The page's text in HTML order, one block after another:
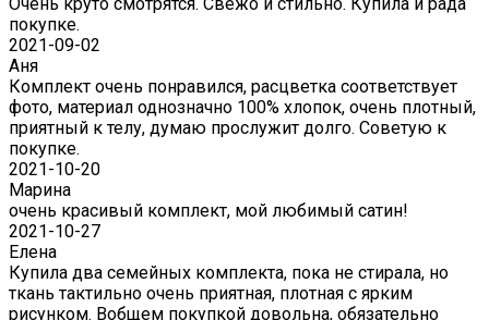
Очень круто смотрятся. Свежо и стильно. Купила и рада
покупке.
2021-09-02
Аня
Комплект очень понравился, расцветка соответствует
фото, материал однозначно 100% хлопок, очень плотный,
приятный к телу, думаю прослужит долго. Советую к
покупке.
2021-10-20
Марина
очень красивый комплект, мой любимый сатин!
2021-10-27
Елена
Купила два семейных комплекта, пока не стирала, но
ткань тактильно очень приятная, плотная с ярким
рисунком. Вобщем покупкой довольна, обязательно